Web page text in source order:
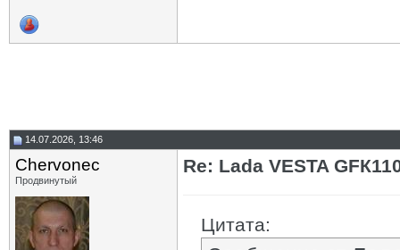
14.07.2026, 13:46
Chervonec
Продвинутый
Re: Lada VESTA
Цитата: